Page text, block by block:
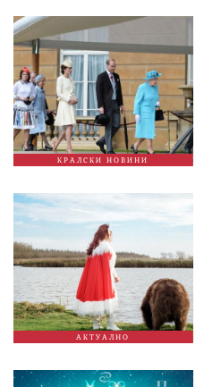
КРАЛСКИ НОВИНИ
АКТУАЛНО